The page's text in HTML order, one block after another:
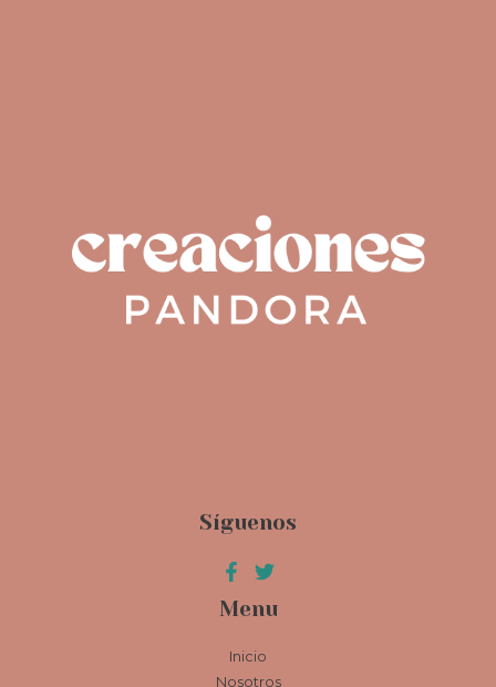
Síguenos
Menu
Inicio
Nosotros